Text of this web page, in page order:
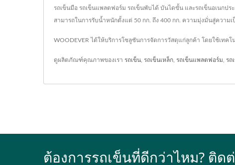
รถเข็นมือ รถเข็นแพลตฟอร์ม รถเข็นพับได้ บันไดขั้น และรถเข็นอเนก
สามารถในการรับน้ำหนักตั้งแต่ 50 กก. ถึง 400 กก. ความมุ่งมั่นสู่ความ
WOODEVER ได้ให้บริการโซลูชันการจัดการวัสดุแก่ลูกค้า โดยใช้เทค
ดูผลิตภัณฑ์คุณภาพของเรา รถเข็น รถเข็นเหล็ก รถเข็นแพลตฟอร์ม รถ
ต้องการรถเข็นที่ดีกว่าไหม? ติดต่